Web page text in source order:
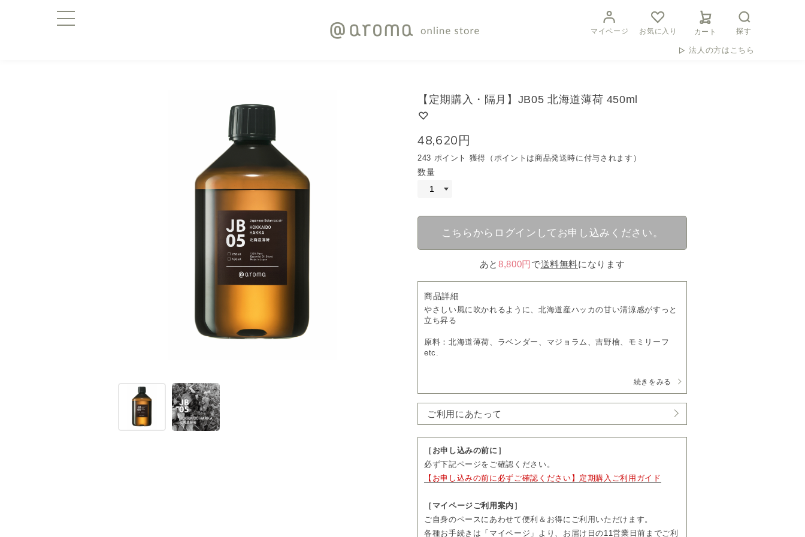
マイページ お気に入り カート 探す
法人の方はこちら
【定期購入・隔月】JB05 北海道薄荷 450ml
48,620円
243 ポイント 獲得（ポイントは商品発送時に付与されます）
数量
こちらからログインしてお申し込みください。
あと8,800円 で送料無料になります
商品詳細
やさしい風に吹かれるように、北海道産ハッカの甘い清涼感がすっと
立ち昇る
原料：北海道薄荷、ラベンダー、マジョラム、吉野檜、モミリーフ
etc.
・通常価格 57,200円（税込）
・お届け日の11営業日前まで、「マイページ」よりお届け日やお届け
先をご変更いただけます。
・お届け頻度やコースのご変更および解約については、毎月コースは
3回分、隔月コースは2回分のお届け完了後、「マイページ」よりお手
続きいただけます。
続きをみる
ご利用にあたって
［お申し込みの前に］
必ず下記ページをご確認ください。
【お申し込みの前に必ずご確認ください】定期購入ご利用ガイド
［マイページご利用案内］
ご自身のペースにあわせて便利＆お得にご利用いただけます。
各種お手続きは「マイページ」より、お届け日の11営業日前までご利